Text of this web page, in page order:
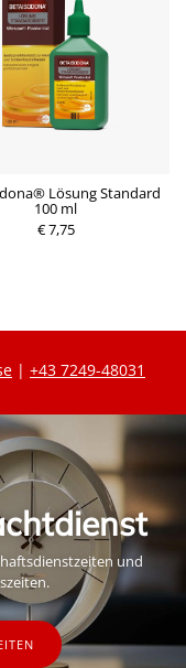
Lösung Standard
100 ml
€ 7,75
| +43 7249-48031
und